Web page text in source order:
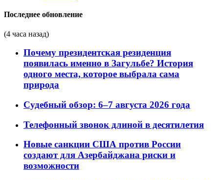
Последнее обновление
(4 часа назад)
Почему президентская резиденция
появилась именно в Загульбе? История
одного места, которое выбрала сама
природа
Судебный обзор: 6–7 августа 2026 года
Телефонный звонок длиной в десятилетия
Новые санкции США против России
создают для Азербайджана риски и
возможности